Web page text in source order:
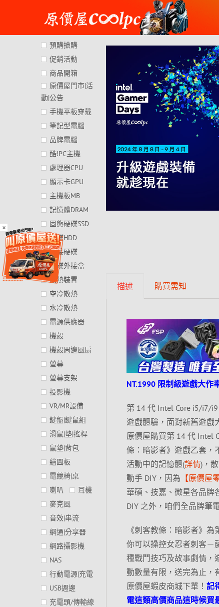
×
content
描述 購買需知
NT.1990 限制級遊戲大作
第 14 代 Intel Core i5/i7/
遊戲體驗，面對新舊遊戲
原價屋購買第 14 代 Intel
條：暗影者》遊戲乙套，
活動中的記憶體(詳情)，
動手 DIY，因為 【原價屋
華碩、技嘉、微星各品牌
DIY 之外，咱們全品牌筆
《刺客教條：暗影者》
你可以操控女忍者刺客－
種戰鬥技巧及故事劇情，
動數量有限，送完為止，
原價屋蝦皮商城下單！ 記
電這類高價商品這時候買
預購搶購
促銷活動
商品開箱
原價屋門市|活
動|公告
手機平板穿戴
筆記型電腦
品牌電腦
酷!PC主機
處理器CPU
顯示卡GPU
主機板MB
記憶體DRAM
固態硬碟SSD
硬碟HDD
外接硬碟
硬碟外接盒
散熱裝置
空冷散熱
水冷散熱
電源供應器
機殼
機殼周邊風扇
螢幕
螢幕支架
投影機
VR/MR設備
鍵盤|鍵鼠組
滑鼠|墊|搖桿
鼠墊|背包
繪圖板
電競椅|桌
喇叭
耳機
麥克風
音效|串流
網通|分享器
網路攝影機
NAS
行動電源|充電
USB週邊
充電頭/傳輸線